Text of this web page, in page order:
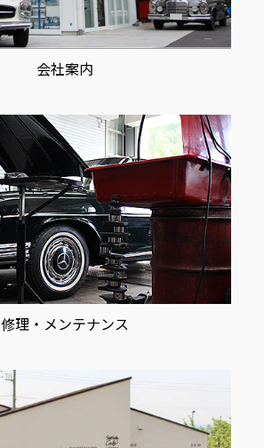
会社案内
修理・メンテナンス